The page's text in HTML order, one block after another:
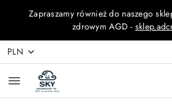
Przejdź do treści głównej
Przejdź do wyszukiwarki
Przejdź do moje konto
Przejdź do menu głównego
Przejdź do opisu produktu
Przejdź do stopki
Zapraszamy również do naszego
zdrowym AGD -
PLN